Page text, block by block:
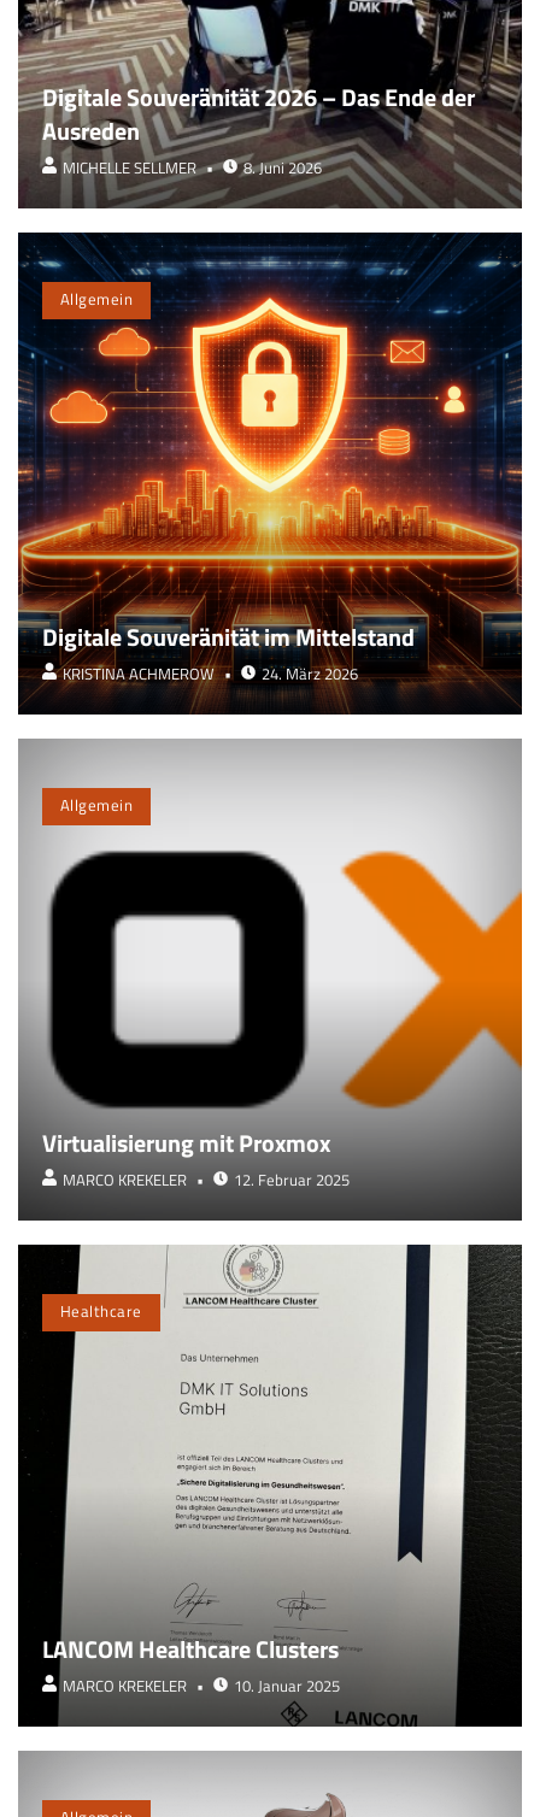
Digitale Souveränität 2026 – Das Ende der
Ausreden
MICHELLE SELLMER 8. Juni 2026
Allgemein
Digitale Souveränität im Mittelstand
KRISTINA ACHMEROW 24. März 2026
Allgemein
Virtualisierung mit Proxmox
MARCO KREKELER 12. Februar 2025
Healthcare
LANCOM Healthcare Clusters
MARCO KREKELER 10. Januar 2025